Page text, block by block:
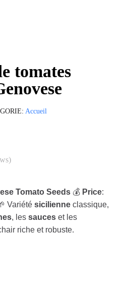
tomates
Accueil
Tomato Seeds 💰 Price:
Variété sicilienne classique,
, les sauces et les
riche et robuste.